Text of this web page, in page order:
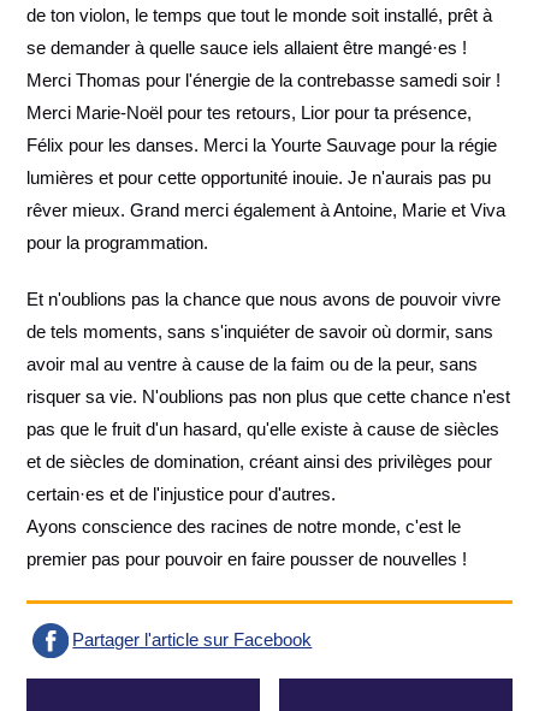
de ton violon, le temps que tout le monde soit installé, prêt à
se demander à quelle sauce iels allaient être mangé·es !
Merci Thomas pour l'énergie de la contrebasse samedi soir !
Merci Marie-Noël pour tes retours, Lior pour ta présence,
Félix pour les danses. Merci la Yourte Sauvage pour la régie
lumières et pour cette opportunité inouie. Je n'aurais pas pu
rêver mieux. Grand merci également à Antoine, Marie et Viva
pour la programmation.
Et n'oublions pas la chance que nous avons de pouvoir vivre
de tels moments, sans s'inquiéter de savoir où dormir, sans
avoir mal au ventre à cause de la faim ou de la peur, sans
risquer sa vie. N'oublions pas non plus que cette chance n'est
pas que le fruit d'un hasard, qu'elle existe à cause de siècles
et de siècles de domination, créant ainsi des privilèges pour
certain·es et de l'injustice pour d'autres.
Ayons conscience des racines de notre monde, c'est le
premier pas pour pouvoir en faire pousser de nouvelles !
Partager l'article sur Facebook